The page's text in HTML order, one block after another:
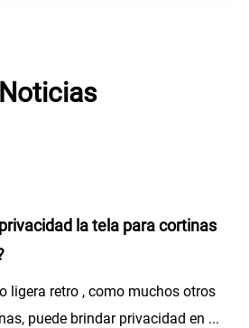
Noticias
la tela para cortinas
ligera retro , como muchos otros
puede brindar privacidad en ...